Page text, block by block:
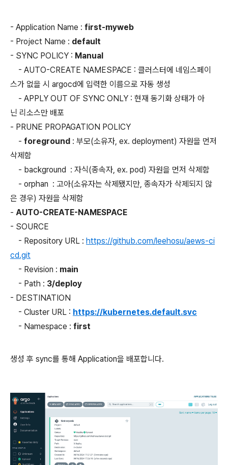
- Application Name : first-myweb
- Project Name : default
- SYNC POLICY : Manual
- AUTO-CREATE NAMESPACE : 클러스터에 네임스페이
스가 없을 시 argocd에 입력한 이름으로 자동 생성
- APPLY OUT OF SYNC ONLY : 현재 동기화 상태가 아
닌 리소스만 배포
- PRUNE PROPAGATION POLICY
- foreground : 부모(소유자, ex. deployment) 자원을 먼저
삭제함
- background : 자식(종속자, ex. pod) 자원을 먼저 삭제함
- orphan : 고아(소유자는 삭제됐지만, 종속자가 삭제되지 않
은 경우) 자원을 삭제함
- AUTO-CREATE-NAMESPACE
- SOURCE
- Repository URL : https://github.com/leehosu/aews-ci
cd.git
- Revision : main
- Path : 3/deploy
- DESTINATION
- Cluster URL : https://kubernetes.default.svc
- Namespace : first
생성 후 sync를 통해 Application을 배포합니다.